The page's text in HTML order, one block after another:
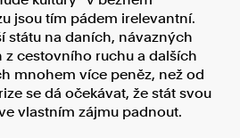
jsou tím pádem irelevantní.
státu na daních, návazných
cestovního ruchu a dalších
mnohem více peněz, než od
se dá očekávat, že stát svou
vlastním zájmu padnout.